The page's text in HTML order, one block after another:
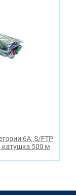
6A, S/FTP
катушка 500 м